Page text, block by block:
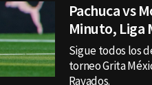
Pachuca vs
Minuto, Liga
Sigue todos los
torneo Grita
Rayados.